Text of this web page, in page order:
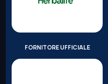
FORNITORE UFFICIALE